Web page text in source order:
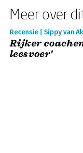
Meer over
Recensie | Sippy van
Rijker
leesvoer'